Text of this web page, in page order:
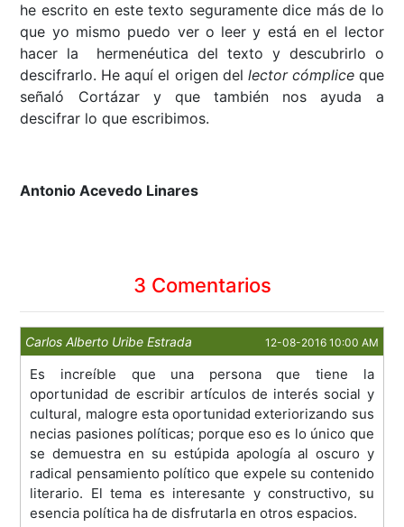
he escrito en este texto seguramente dice más de lo
que yo mismo puedo ver o leer y está en el lector
hacer la hermenéutica del texto y descubrirlo o
descifrarlo. He aquí el origen del lector cómpliceque
señaló Cortázar y que también nos ayuda a
descifrar lo que escribimos.
Antonio Acevedo Linares
3 Comentarios
Carlos Alberto Uribe Estrada 12-08-2016 10:00 AM
Es increíble que una persona que tiene la
oportunidad de escribir artículos de interés social y
cultural, malogre esta oportunidad exteriorizando sus
necias pasiones políticas; porque eso es lo único que
se demuestra en su estúpida apología al oscuro y
radical pensamiento político que expele su contenido
literario. El tema es interesante y constructivo, su
esencia política ha de disfrutarla en otros espacios.